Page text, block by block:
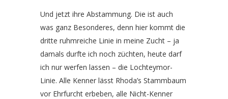
Und jetzt ihre Abstammung. Die ist auch
was ganz Besonderes, denn hier kommt die
dritte ruhmreiche Linie in meine Zucht – ja
damals durfte ich noch züchten, heute darf
ich nur werfen lassen – die Lochteymor-
Linie. Alle Kenner lässt Rhoda’s Stammbaum
vor Ehrfurcht erbeben, alle Nicht-Kenner